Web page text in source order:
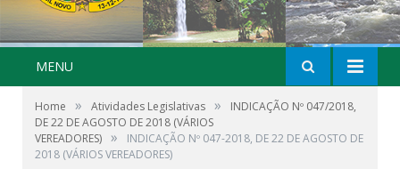
MENU
Home » Atividades Legislativas »
INDICAÇÃO Nº 047/2018,
DE 22 DE AGOSTO DE 2018 (VÁRIOS
VEREADORES) »
INDICAÇÃO Nº 047-2018, DE 22 DE AGOSTO DE
2018 (VÁRIOS VEREADORES)